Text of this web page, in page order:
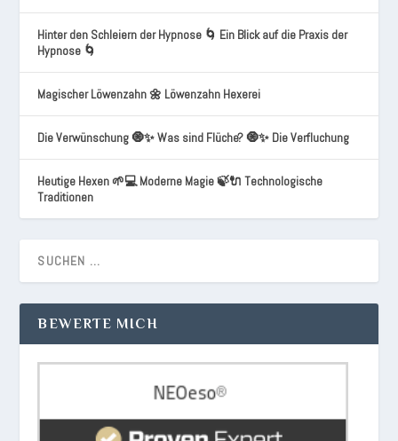
Hinter den Schleiern der Hypnose 🌀 Ein Blick auf die Praxis der
Hypnose 🌀
Magischer Löwenzahn 🌼 Löwenzahn Hexerei
Die Verwünschung 🧿✨ Was sind Flüche? 🧿✨ Die Verfluchung
Heutige Hexen 🌱💻 Moderne Magie 🍃🔌 Technologische
Traditionen
BEWERTE MICH